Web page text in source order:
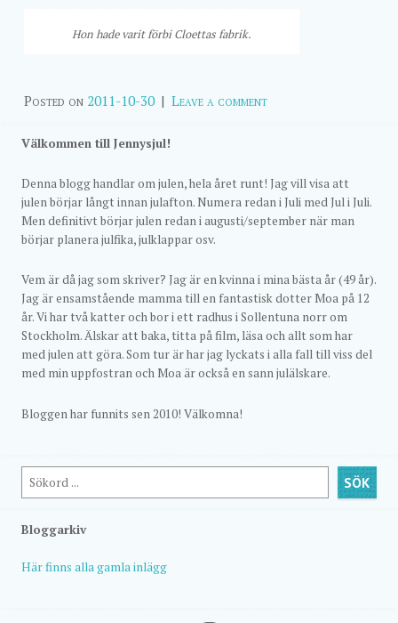
Hon hade varit förbi Cloettas fabrik.
Posted on 2011-10-30 | Leave a comment
Välkommen till Jennysjul!
Denna blogg handlar om julen, hela året runt! Jag vill visa att
julen börjar långt innan julafton. Numera redan i Juli med Jul i Juli.
Men definitivt börjar julen redan i augusti/september när man
börjar planera julfika, julklappar osv.
Vem är då jag som skriver? Jag är en kvinna i mina bästa år (49 år).
Jag är ensamstående mamma till en fantastisk dotter Moa på 12
år. Vi har två katter och bor i ett radhus i Sollentuna norr om
Stockholm. Älskar att baka, titta på film, läsa och allt som har
med julen att göra. Som tur är har jag lyckats i alla fall till viss del
med min uppfostran och Moa är också en sann julälskare.
Bloggen har funnits sen 2010! Välkomna!
Sök SÖK
Bloggarkiv
Här finns alla gamla inlägg